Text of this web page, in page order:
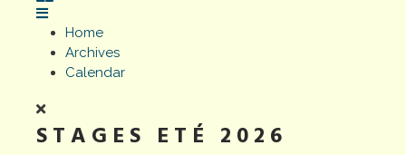
Home
Archives
Calendar
STAGES ETÉ 2026